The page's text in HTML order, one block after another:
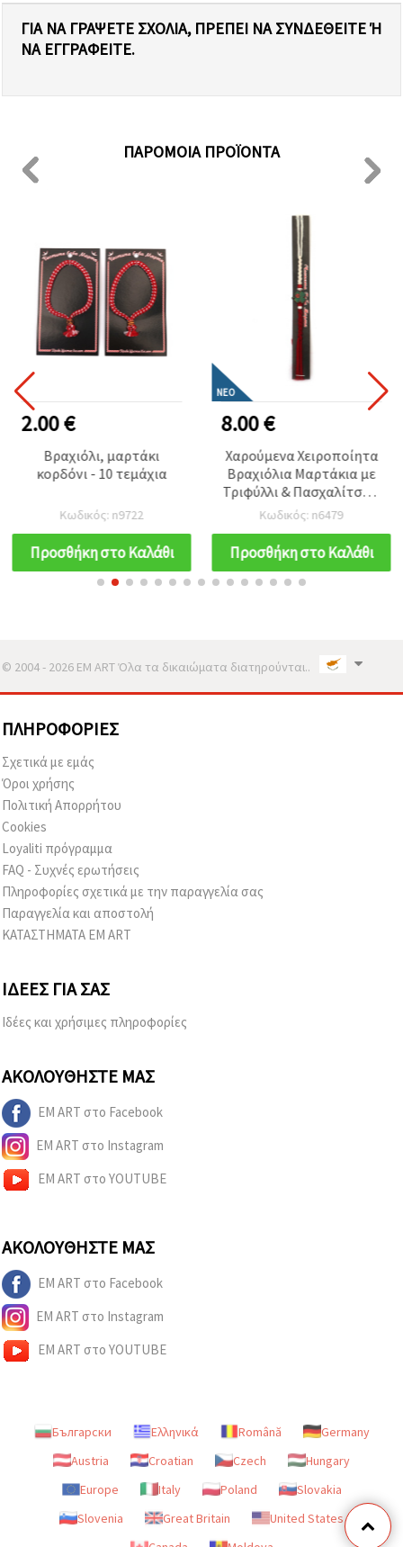
ΓΙΑ ΝΑ ΓΡΆΨΕΤΕ ΣΧΌΛΙΑ, ΠΡΈΠΕΙ ΝΑ ΣΥΝΔΕΘΕΊΤΕ Ή Ν
Α ΕΓΓΡΑΦΕΊΤΕ.
ΠΑΡΌΜΟΙΑ ΠΡΟΪΌΝΤΑ
2.00 €
Βραχιόλι, μαρτάκι
κορδόνι - 10 τεμάχια
Κωδικός: n9722
Προσθήκη στο Καλάθι
ΝΈΟ
8.00 €
Χαρούμενα Χειροποίητα
Βραχιόλια Μαρτάκια με
Τριφύλλι & Πασχαλίτσα –
Σετ 10 Τεμ., Τυχερά
Σύμβολα για Υγεία &
Ευτυχία για Κατασκευές
και DIY Χειροτεχνίες EM
ART
Κωδικός: n6479
Προσθήκη στο Καλάθι
© 2004 - 2026 EM ART Όλα τα δικαιώματα διατηρούνται..
ΠΛΗΡΟΦΟΡΊΕΣ
Σχετικά με εμάς
Όροι χρήσης
Πολιτική Απορρήτου
Cookies
Loyaliti πρόγραμμα
FAQ - Συχνές ερωτήσεις
Πληροφορίες σχετικά με την παραγγελία σας
Παραγγελία και αποστολή
ΚΑΤΑΣΤΗΜΑΤΑ EM ART
ΙΔΈΕΣ ΓΙΑ ΣΑΣ
Ιδέες και χρήσιμες πληροφορίες
ΑΚΟΛΟΥΘΉΣΤΕ ΜΑΣ
EM ART στο Facebook
EM ART στο Instagram
EM ART στο YOUTUBE
ΑΚΟΛΟΥΘΉΣΤΕ ΜΑΣ
EM ART στο Facebook
EM ART στο Instagram
EM ART στο YOUTUBE
Български Ελληνικά Română
Germany
Austria
Croatian Czech
Hungary
Europe
Italy Poland
Slovakia
Slovenia
Great Britain
United States